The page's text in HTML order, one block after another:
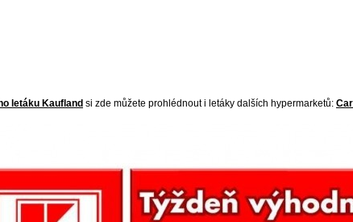
letáku Kaufland si zde můžete prohlédnout i letáky dalších hypermarketů: